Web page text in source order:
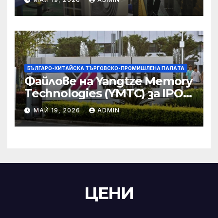
търговски консултации:
министерство
БЪЛГАРО-КИТАЙСКА ТЪРГОВСКО-ПРОМИШЛЕНА ПАЛAТА
Файлове на Yangtze Memory
Technologies (YMTC) за IPO
на STAR Market
МАЙ 19, 2026 ADMIN
ЦЕНИ